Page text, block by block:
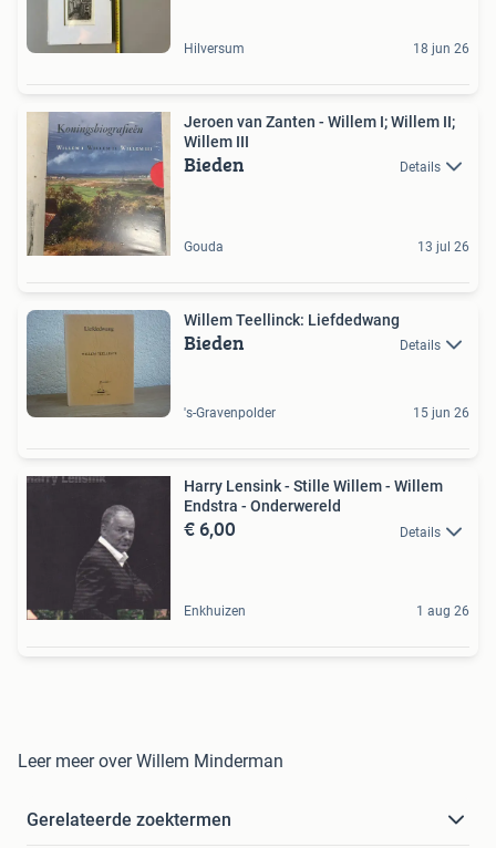
Hilversum 18 jun 26
Jeroen van Zanten - Willem I; Willem II;
Willem III
Bieden Details
Gouda 13 jul 26
Willem Teellinck: Liefdedwang
Bieden Details
's-Gravenpolder 15 jun 26
Harry Lensink - Stille Willem - Willem
Endstra - Onderwereld
€ 6,00 Details
Enkhuizen 1 aug 26
Leer meer over Willem Minderman
Gerelateerde zoektermen